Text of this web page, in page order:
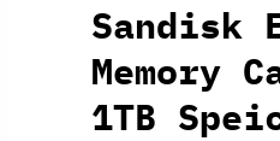
Sandisk
Memory
1TB